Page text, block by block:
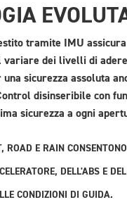
tramite IMU
dei livelli di
sicurezza assoluta
disinseribile con
sicurezza a ogni
ROAD E RAIN
DELL'ABS E
CONDIZIONI DI GUIDA.